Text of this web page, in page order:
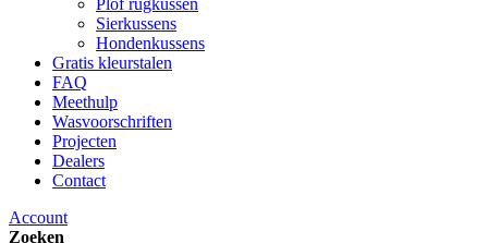
Plof rugkussen
Sierkussens
Hondenkussens
Gratis kleurstalen
FAQ
Meethulp
Wasvoorschriften
Projecten
Dealers
Contact
Account
Zoeken